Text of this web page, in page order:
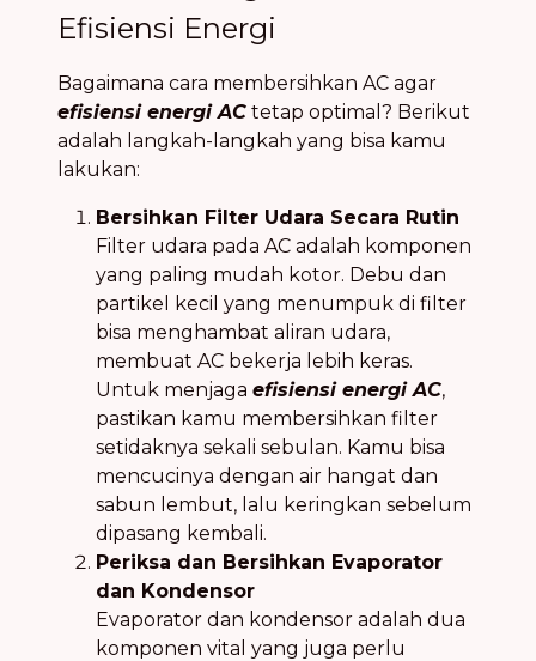
Efisiensi Energi
Bagaimana cara membersihkan AC agar
efisiensi energi AC tetap optimal? Berikut
adalah langkah-langkah yang bisa kamu
lakukan:
Bersihkan Filter Udara Secara Rutin
Filter udara pada AC adalah komponen
yang paling mudah kotor. Debu dan
partikel kecil yang menumpuk di filter
bisa menghambat aliran udara,
membuat AC bekerja lebih keras.
Untuk menjaga efisiensi energi AC,
pastikan kamu membersihkan filter
setidaknya sekali sebulan. Kamu bisa
mencucinya dengan air hangat dan
sabun lembut, lalu keringkan sebelum
dipasang kembali.
Periksa dan Bersihkan Evaporator
dan Kondensor
Evaporator dan kondensor adalah dua
komponen vital yang juga perlu